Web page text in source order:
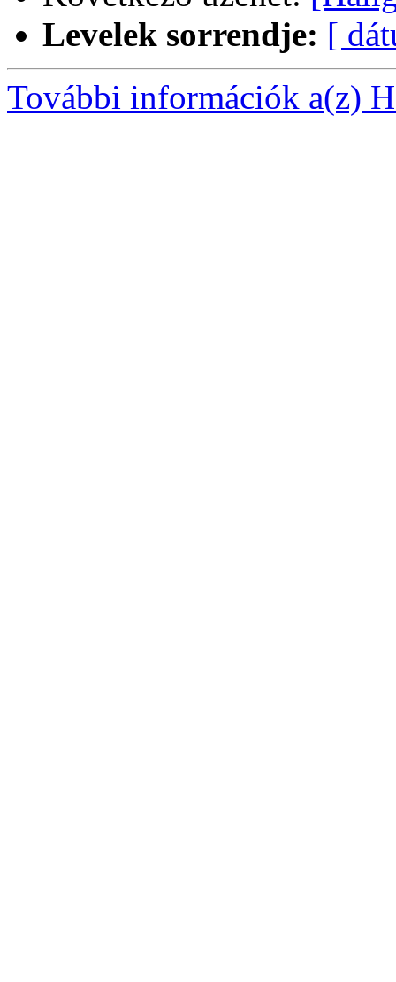
Levelek sorrendje: [
További információk a(z)